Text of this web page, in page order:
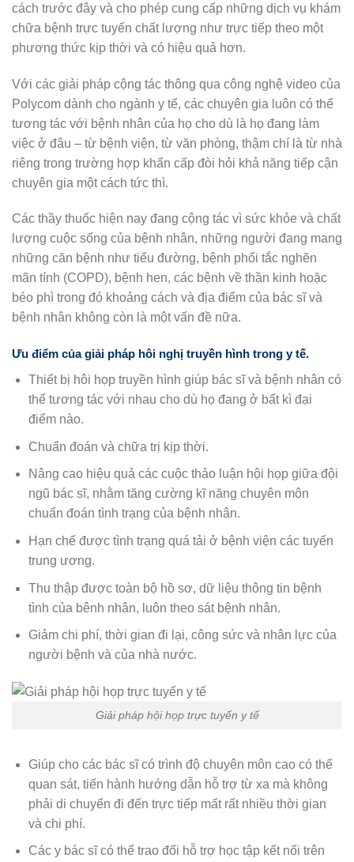
cách trước đây và cho phép cung cấp những dịch vụ khám
chữa bệnh trực tuyến chất lượng như trực tiếp theo một
phương thức kịp thời và có hiệu quả hơn.
Với các giải pháp cộng tác thông qua công nghệ video của
Polycom dành cho ngành y tế, các chuyên gia luôn có thể
tương tác với bệnh nhân của họ cho dù là họ đang làm
việc ở đâu – từ bệnh viện, từ văn phòng, thậm chí là từ nhà
riêng trong trường hợp khẩn cấp đòi hỏi khả năng tiếp cận
chuyên gia một cách tức thì.
Các thầy thuốc hiện nay đang cộng tác vì sức khỏe và chất
lượng cuộc sống của bệnh nhân, những người đang mang
những căn bệnh như tiểu đường, bệnh phổi tắc nghẽn
mãn tính (COPD), bệnh hen, các bệnh về thần kinh hoặc
béo phì trong đó khoảng cách và địa điểm của bác sĩ và
bệnh nhân không còn là một vấn đề nữa.
Ưu điểm của giải pháp hôi nghị truyền hình trong y tế.
Thiết bị hôi họp truyền hình giúp bác sĩ và bệnh nhân có
thể tương tác với nhau cho dù họ đang ở bất kì đại
điểm nào.
Chuẩn đoán và chữa trị kịp thời.
Nâng cao hiệu quả các cuộc thảo luận hội họp giữa đội
ngũ bác sĩ, nhằm tăng cường kĩ năng chuyên môn
chuẩn đoán tình trạng của bệnh nhân.
Hạn chế được tình trạng quá tải ở bệnh viện các tuyến
trung ương.
Thu thập được toàn bộ hồ sơ, dữ liệu thông tin bệnh
tình của bênh nhân, luôn theo sát bệnh nhân.
Giảm chi phí, thời gian đi lại, công sức và nhân lực của
người bệnh và của nhà nước.
Giải pháp hội họp trực tuyến y tế
Giúp cho các bác sĩ có trình độ chuyên môn cao có thể
quan sát, tiến hành hướng dẫn hỗ trợ từ xa mà không
phải di chuyển đi đến trực tiếp mất rất nhiều thời gian
và chi phí.
Các y bác sĩ có thể trao đổi hỗ trợ học tập kết nối trên